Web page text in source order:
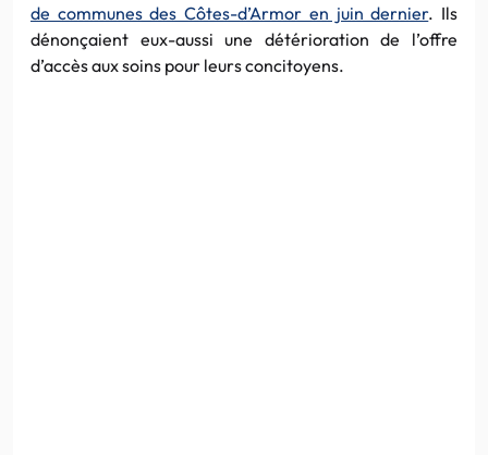
de communes des Côtes-d’Armor en juin dernier. Ils
dénonçaient eux-aussi une détérioration de l’offre
d’accès aux soins pour leurs concitoyens.